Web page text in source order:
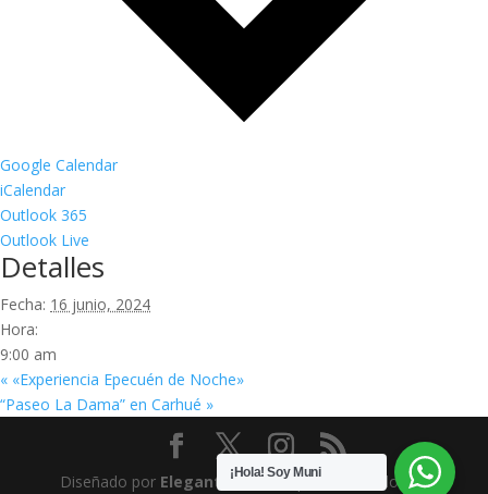
Google Calendar
iCalendar
Outlook 365
Outlook Live
Detalles
Fecha: 16 junio, 2024
Hora:
9:00 am
« «Experiencia Epecuén de Noche»
“Paseo La Dama” en Carhué »
Diseñado por Elegant Themes | Desarrollado por
¡Hola! Soy Muni